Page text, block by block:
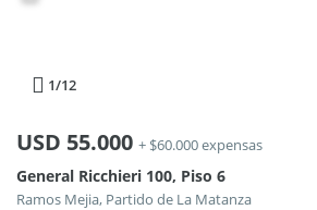
1/12
USD 55.000 + $60.000 expensas
General Ricchieri 100, Piso 6
Ramos Mejia, Partido de La Matanza